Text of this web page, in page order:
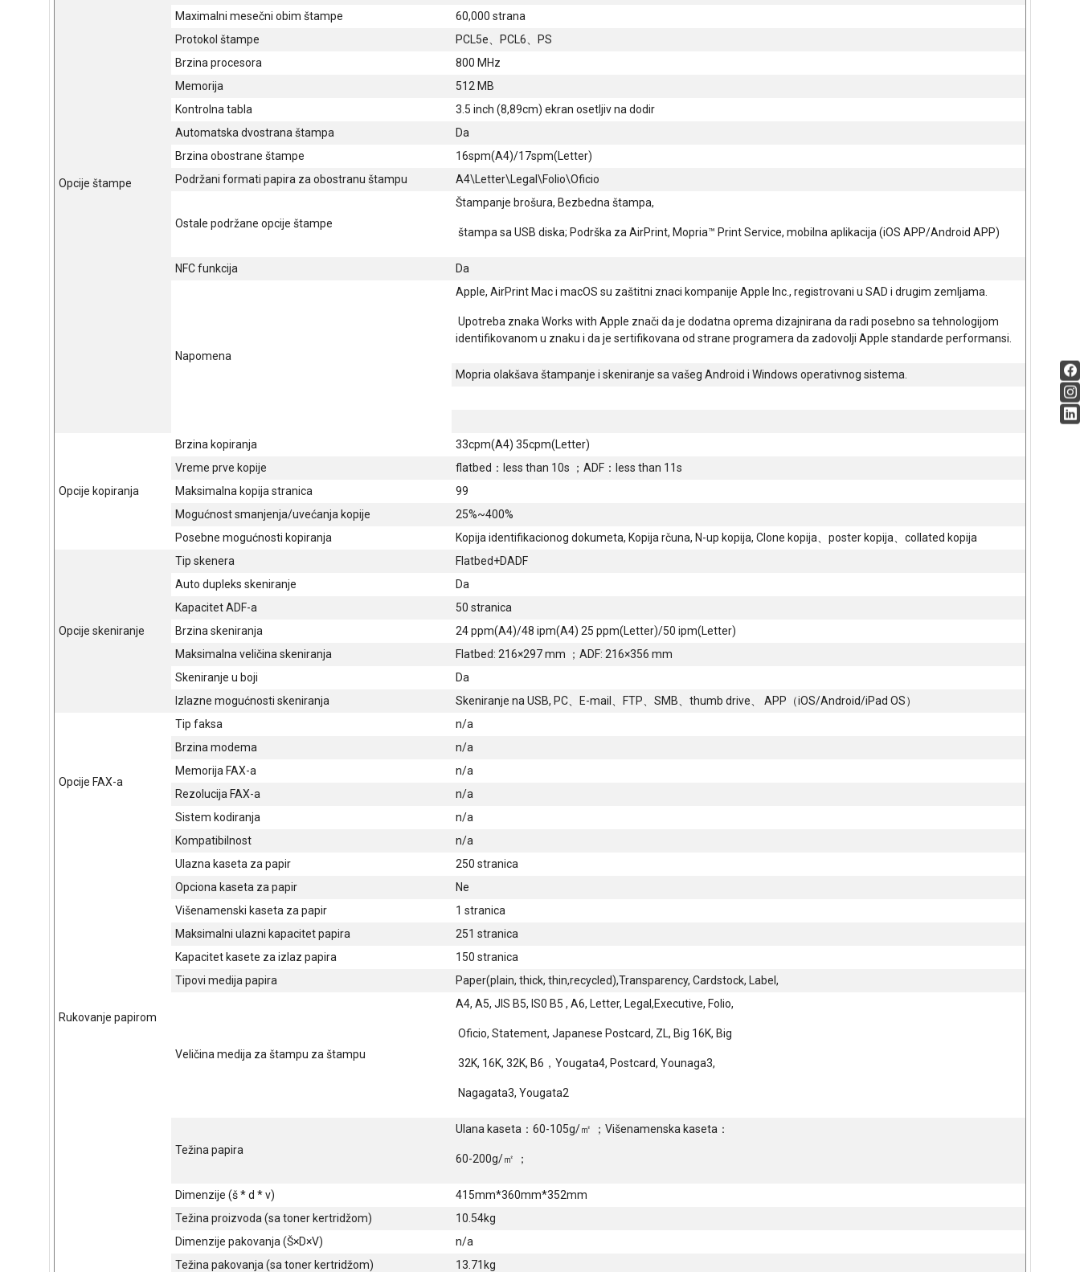
Opcije štampe
Maximalni mesečni obim štampe
60,000 strana
Protokol štampe
PCL5e、PCL6、PS
Brzina procesora
800 MHz
Memorija
512 MB
Kontrolna tabla
3.5 inch (8,89cm) ekran osetljiv na dodir
Automatska dvostrana štampa
Da
Brzina obostrane štampe
16spm(A4)/17spm(Letter)
Podržani formati papira za obostranu štampu
A4\Letter\Legal\Folio\Oficio
Ostale podržane opcije štampe
Štampanje brošura, Bezbedna štampa,
štampa sa USB diska; Podrška za AirPrint, Mopria™ Print Service, mobilna aplikacija (iOS APP/Android APP)
NFC funkcija Da
Napomena
Apple, AirPrint Mac i macOS su zaštitni znaci kompanije Apple lnc., registrovani u SAD i drugim zemljama.
Upotreba znaka Works with Apple znači da je dodatna oprema dizajnirana da radi posebno sa tehnologijom
identifikovanom u znaku i da je sertifikovana od strane programera da zadovolji Apple standarde performansi.
Mopria olakšava štampanje i skeniranje sa vašeg Android i Windows operativnog sistema.
Opcije kopiranja
Brzina kopiranja
33cpm(A4) 35cpm(Letter)
Vreme prve kopije
flatbed：less than 10s ；ADF：less than 11s
Maksimalna kopija stranica
99
Mogućnost smanjenja/uvećanja kopije
25%~400%
Posebne mogućnosti kopiranja
Kopija identifikacionog dokumeta, Kopija rčuna, N-up kopija, Clone kopija、poster kopija、collated kopija
Opcije skeniranje
Tip skenera
Flatbed+DADF
Auto dupleks skeniranje
Da
Kapacitet ADF-a
50 stranica
Brzina skeniranja
24 ppm(A4)/48 ipm(A4) 25 ppm(Letter)/50 ipm(Letter)
Maksimalna veličina skeniranja
Flatbed: 216×297 mm ；ADF: 216×356 mm
Skeniranje u boji
Da
Izlazne mogućnosti skeniranja
Skeniranje na USB, PC、E-mail、FTP、SMB、thumb drive、 APP（iOS/Android/iPad OS）
Opcije FAX-a
Tip faksa
n/a
Brzina modema
n/a
Memorija FAX-a
n/a
Rezolucija FAX-a
n/a
Sistem kodiranja
n/a
Kompatibilnost
n/a
Rukovanje papirom
Ulazna kaseta za papir
250 stranica
Opciona kaseta za papir
Ne
Višenamenski kaseta za papir
1 stranica
Maksimalni ulazni kapacitet papira
251 stranica
Kapacitet kasete za izlaz papira
150 stranica
Tipovi medija papira
Paper(plain, thick, thin,recycled),Transparency, Cardstock, Label,
Veličina medija za štampu za štampu
A4, A5, JIS B5, IS0 B5 , A6, Letter, Legal,Executive, Folio,
Oficio, Statement, Japanese Postcard, ZL, Big 16K, Big
32K, 16K, 32K, B6，Yougata4, Postcard, Younaga3,
Nagagata3, Yougata2
Težina papira
Ulana kaseta：60-105g/㎡ ；Višenamenska kaseta：
60-200g/㎡ ；
Dimenzije (š * d * v)
415mm*360mm*352mm
Težina proizvoda (sa toner kertridžom)
10.54kg
Dimenzije pakovanja (Š×D×V)
n/a
Težina pakovanja (sa toner kertridžom)
13.71kg